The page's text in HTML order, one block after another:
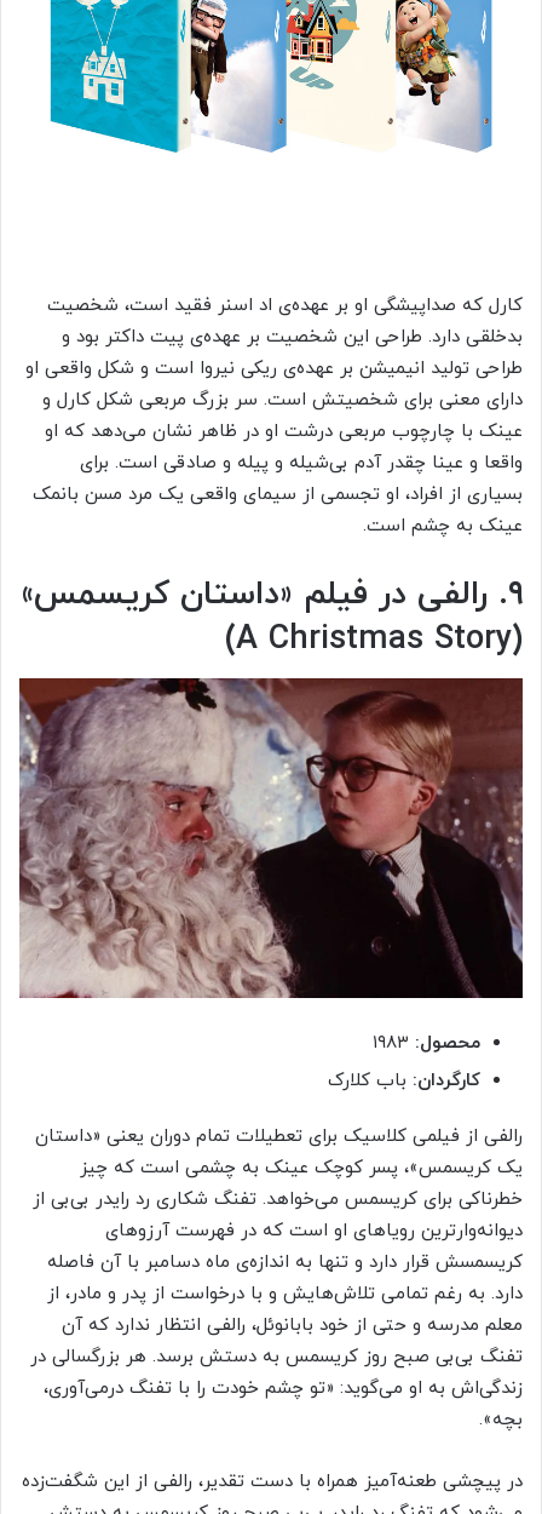
کارل که صداپیشگی او بر عهده‌ی اد اسنر فقید است، شخصیت
بدخلقی دارد. طراحی این شخصیت بر عهده‌ی پیت داکتر بود و
طراحی تولید انیمیشن بر عهده‌ی ریکی نیروا است و شکل واقعی او
دارای معنی برای شخصیتش است. سر بزرگ مربعی شکل کارل و
عینک با چارچوب مربعی درشت او در ظاهر نشان می‌دهد که او
واقعا و عینا چقدر آدم بی‌شیله و پیله و صادقی است. برای
بسیاری از افراد، او تجسمی از سیمای واقعی یک مرد مسن بانمک
عینک به چشم است.
۹. رالفی در فیلم «داستان کریسمس»
(
A Christmas Story
)
محصول: ۱۹۸۳
کارگردان: باب کلارک
رالفی از فیلمی کلاسیک برای تعطیلات تمام دوران یعنی «داستان
یک کریسمس»، پسر کوچک عینک به چشمی است که چیز
خطرناکی برای کریسمس می‌خواهد. تفنگ شکاری رد رایدر بی‌بی از
دیوانه‌وار‌ترین رویاهای او است که در فهرست آرزو‌های
کریسمسش قرار دارد و تنها به اندازه‌ی ماه دسامبر با آن فاصله
دارد. به رغم تمامی تلاش‌هایش و با درخواست از پدر و مادر، از
معلم مدرسه و حتی از خود بابانوئل، رالفی انتظار ندارد که آن
تفنگ بی‌بی صبح روز کریسمس به دستش برسد. هر بزرگسالی در
زندگی‌اش به او می‌گوید: «تو چشم خودت را با تفنگ درمی‌آوری،
بچه».
در پیچشی طعنه‌آمیز همراه با دست تقدیر، رالفی از این شگفت‌زده